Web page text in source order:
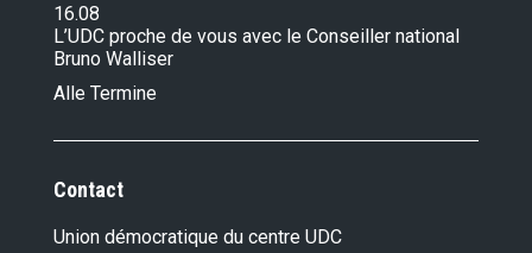
16.08
L’UDC proche de vous avec le Conseiller national
Bruno Walliser
Alle Termine
Contact
Union démocratique du centre UDC